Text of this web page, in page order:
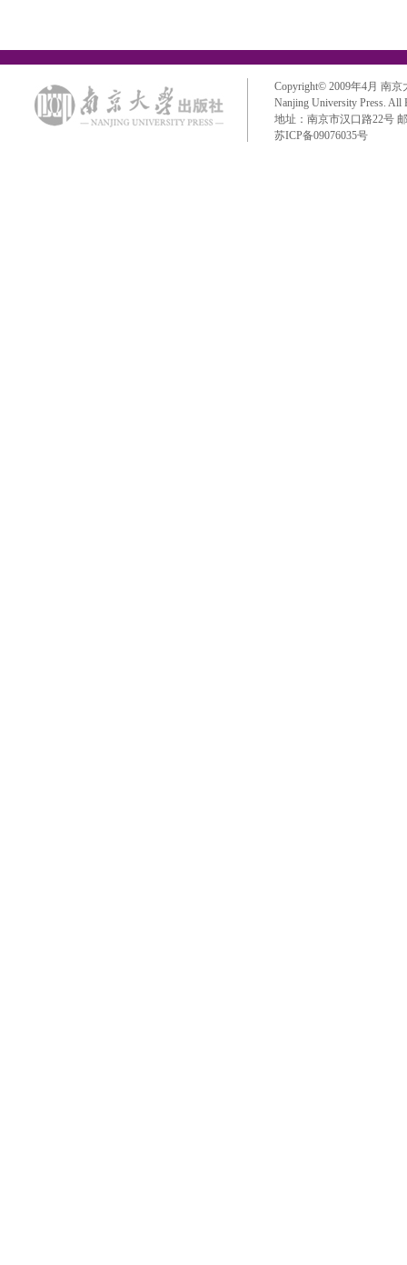
Copyright© 2009年4月 南京
Nanjing University Press. All
地址：南京市汉口路22号
苏ICP备09076035号